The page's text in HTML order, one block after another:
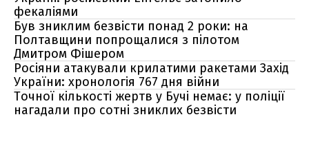
фекаліями
Був зниклим безвісти понад 2 роки: на
Полтавщини попрощалися з пілотом
Дмитром Фішером
Росіяни атакували крилатими ракетами Захід
України: хронологія 767 дня війни
Точної кількості жертв у Бучі немає: у поліції
нагадали про сотні зниклих безвісти